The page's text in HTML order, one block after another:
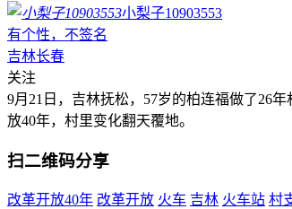
小梨子10903553
有个性，不签名
吉林长春
关注
9月21日，吉林抚松，57岁的柏连福做了26
放40年，村里变化翻天覆地。
扫二维码分享
改革开放40年 改革开放 火车 吉林 火车站 村